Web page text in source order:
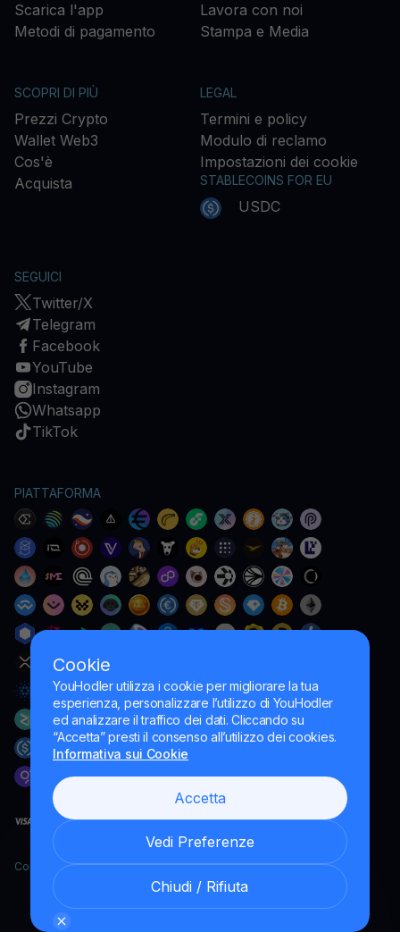
Cookie
YouHodler utilizza i cookie per migliorare la tua
esperienza, personalizzare l’utilizzo di YouHodler
ed analizzare il traffico dei dati. Cliccando su
“Accetta” presti il consenso all’utilizzo dei cookies.
Informativa sui Cookie
Accetta
Vedi Preferenze
Chiudi / Rifiuta
Scarica l'app
Metodi di pagamento
Lavora con noi
Stampa e Media
SCOPRI DI PIÙ
Prezzi Crypto
Wallet Web3
Cos'è
Acquista
LEGAL
Termini e policy
Modulo di reclamo
Impostazioni dei cookie
STABLECOINS FOR EU
USDC
SEGUICI
Twitter/X
Telegram
Facebook
YouTube
Instagram
Whatsapp
TikTok
PIATTAFORMA
Copyright YouHodler, 2026.